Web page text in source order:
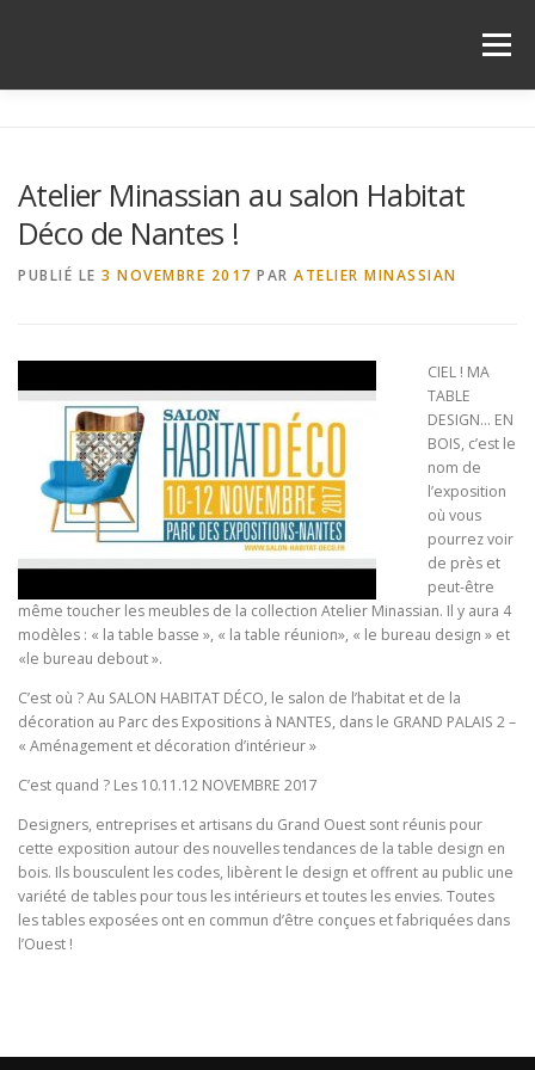
Menu
INFOS PRATIQUES CONTACT
Atelier Minassian au salon Habitat
Déco de Nantes !
PUBLIÉ LE 3 NOVEMBRE 2017 PAR ATELIER MINASSIAN
CIEL ! MA
TABLE
DESIGN… EN
BOIS, c’est le
nom de
l’exposition
où vous
pourrez voir
de près et
peut-être
même toucher les meubles de la collection Atelier Minassian. Il y aura 4
modèles : « la table basse », « la table réunion», « le bureau design » et
«le bureau debout ».
C’est où ? Au SALON HABITAT DÉCO, le salon de l’habitat et de la
décoration au Parc des Expositions à NANTES, dans le GRAND PALAIS 2 –
« Aménagement et décoration d’intérieur »
C’est quand ? Les 10.11.12 NOVEMBRE 2017
Designers, entreprises et artisans du Grand Ouest sont réunis pour
cette exposition autour des nouvelles tendances de la table design en
bois. Ils bousculent les codes, libèrent le design et offrent au public une
variété de tables pour tous les intérieurs et toutes les envies. Toutes
les tables exposées ont en commun d’être conçues et fabriquées dans
l’Ouest !